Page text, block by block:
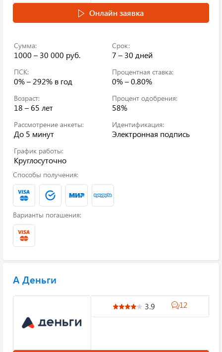
Онлайн заявка
Сумма:
1000 – 30 000 руб.
Срок:
7 – 30 дней
ПСК:
0% – 292% в год
Процентная ставка:
0% – 0.80%
Возраст:
18 – 65 лет
Процент одобрения:
58%
Рассмотрение анкеты:
До 5 минут
Идентификация:
Электронная подпись
График работы:
Круглосуточно
Способы получения:
Варианты погашения:
А Деньги
3.9 12